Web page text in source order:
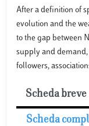
After a definition of
evolution and the
to the gap between
supply and
followers,
Scheda breve
Scheda